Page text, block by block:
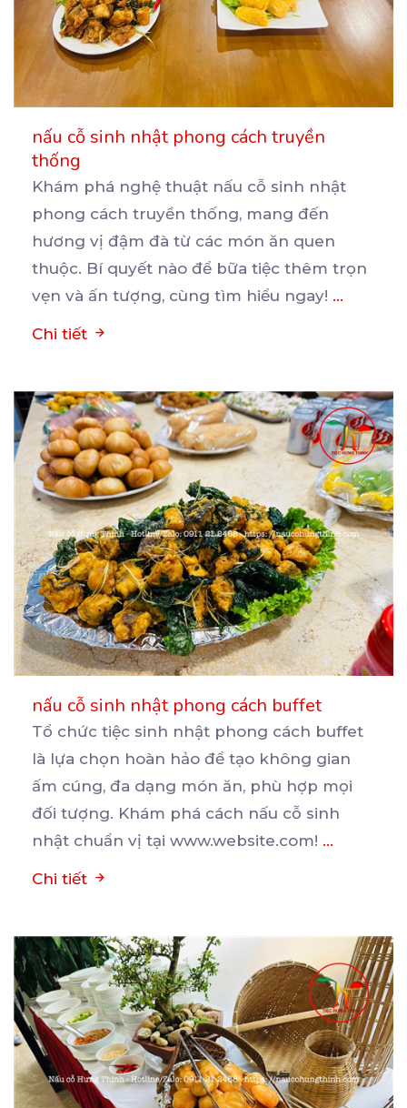
nấu cỗ sinh nhật phong cách truyền
thống
Khám phá nghệ thuật nấu cỗ sinh nhật
phong cách truyền thống, mang đến
hương vị đậm đà từ các món ăn quen
thuộc. Bí quyết nào để bữa tiệc thêm trọn
vẹn và ấn tượng, cùng tìm hiểu ngay! ...
Chi tiết
nấu cỗ sinh nhật phong cách buffet
Tổ chức tiệc sinh nhật phong cách buffet
là lựa chọn hoàn hảo để tạo không gian
ấm cúng, đa dạng món ăn, phù hợp mọi
đối tượng. Khám phá cách nấu cỗ sinh
nhật chuẩn vị tại www.website.com! ...
Chi tiết